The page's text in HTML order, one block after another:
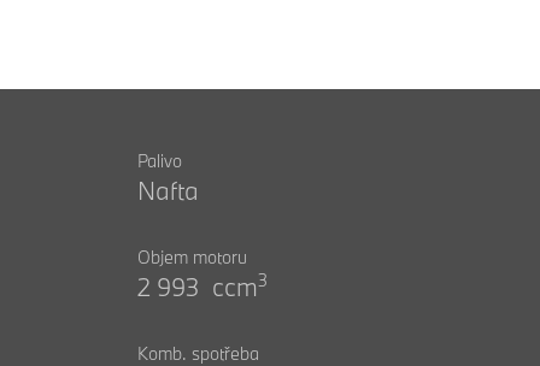
Palivo
Nafta
Objem motoru
2 993 ccm3
Komb. spotřeba